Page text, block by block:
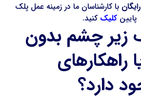
با کارشناسان ما در زمینه عمل پلک
پایینکلیک کنید.
زیر چشم بدون
راهکارهای
دارد؟